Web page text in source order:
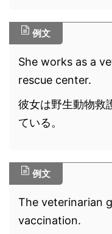
例文
She works as a
rescue center.
彼女は野生動物救
ている。
例文
The veterinarian
vaccination.